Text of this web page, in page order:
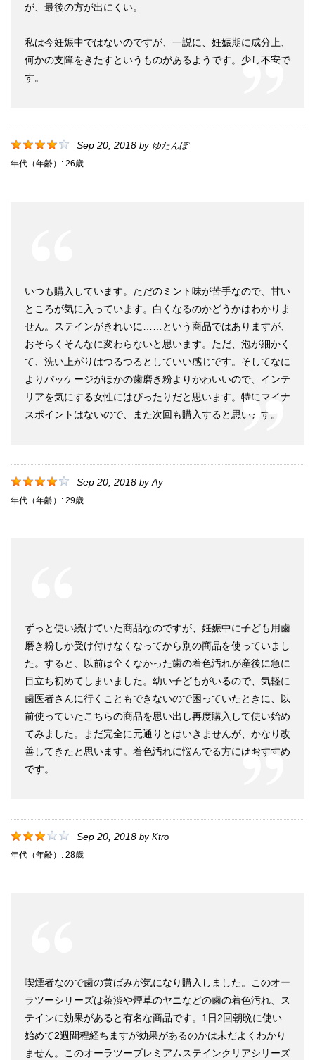
が、最後の方が出にくい。
私は今妊娠中ではないのですが、一説に、妊娠期に成分上、
何かの支障をきたすというものがあるようです。少し不安で
す。
Sep 20, 2018 by ゆたんぽ
年代（年齢）: 26歳
いつも購入しています。ただのミント味が苦手なので、甘い
ところが気に入っています。白くなるのかどうかはわかりま
せん。ステインがきれいに……という商品ではありますが、
おそらくそんなに変わらないと思います。ただ、泡が細かく
て、洗い上がりはつるつるとしていい感じです。そしてなに
よりパッケージがほかの歯磨き粉よりかわいいので、インテ
リアを気にする女性にはぴったりだと思います。特にマイナ
スポイントはないので、また次回も購入すると思います。
Sep 20, 2018 byAy
年代（年齢）: 29歳
ずっと使い続けていた商品なのですが、妊娠中に子ども用歯
磨き粉しか受け付けなくなってから別の商品を使っていまし
た。すると、以前は全くなかった歯の着色汚れが産後に急に
目立ち初めてしまいました。幼い子どもがいるので、気軽に
歯医者さんに行くこともできないので困っていたときに、以
前使っていたこちらの商品を思い出し再度購入して使い始め
てみました。まだ完全に元通りとはいきませんが、かなり改
善してきたと思います。着色汚れに悩んでる方にはおすすめ
です。
Sep 20, 2018 by Ktro
年代（年齢）: 28歳
喫煙者なので歯の黄ばみが気になり購入しました。このオー
ラツーシリーズは茶渋や煙草のヤニなどの歯の着色汚れ、ス
テインに効果があると有名な商品です。1日2回朝晩に使い
始めて2週間程経ちますが効果があるのかは未だよくわかり
ません。このオーラツープレミアムステインクリアシリーズ